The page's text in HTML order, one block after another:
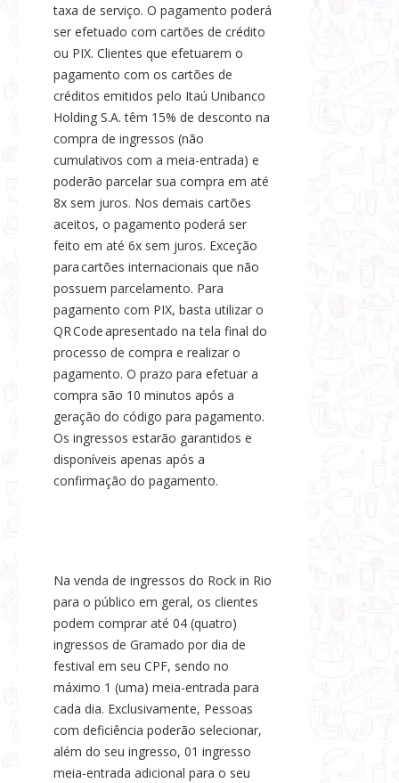
taxa de serviço. O pagamento poderá
ser efetuado com cartões de crédito
ou PIX. Clientes que efetuarem o
pagamento com os cartões de
créditos emitidos pelo Itaú Unibanco
Holding S.A. têm 15% de desconto na
compra de ingressos (não
cumulativos com a meia-entrada) e
poderão parcelar sua compra em até
8x sem juros. Nos demais cartões
aceitos, o pagamento poderá ser
feito em até 6x sem juros. Exceção
para cartões internacionais que não
possuem parcelamento. Para
pagamento com PIX, basta utilizar o
QR Code apresentado na tela final do
processo de compra e realizar o
pagamento. O prazo para efetuar a
compra são 10 minutos após a
geração do código para pagamento.
Os ingressos estarão garantidos e
disponíveis apenas após a
confirmação do pagamento.
Na venda de ingressos do Rock in Rio
para o público em geral, os clientes
podem comprar até 04 (quatro)
ingressos de Gramado por dia de
festival em seu CPF, sendo no
máximo 1 (uma) meia-entrada para
cada dia. Exclusivamente, Pessoas
com deficiência poderão selecionar,
além do seu ingresso, 01 ingresso
meia-entrada adicional para o seu